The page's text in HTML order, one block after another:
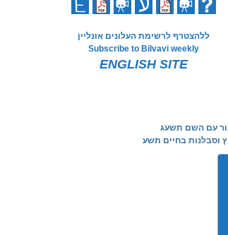
ללהצטרף לרשימת העלונים אונליין
Subscribe to Bilvavi weekly
ENGLISH SITE